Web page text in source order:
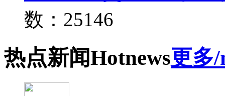
数：25146
热点新闻Hotnews更多